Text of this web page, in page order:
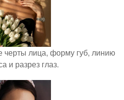
черты лица, форму губ, линию
и разрез глаз.